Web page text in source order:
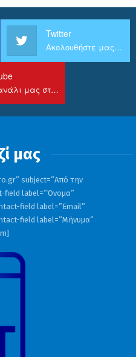
Twitter
Ακολουθήστε μας στο Twitter
Το κανάλι μας στο Youtube
μας
” subject=”Από την
field label=”Όνομα”
field label=”Email”
field label=”Μήνυμα”